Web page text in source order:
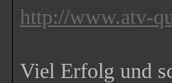
http://www.atv-
Viel Erfolg und